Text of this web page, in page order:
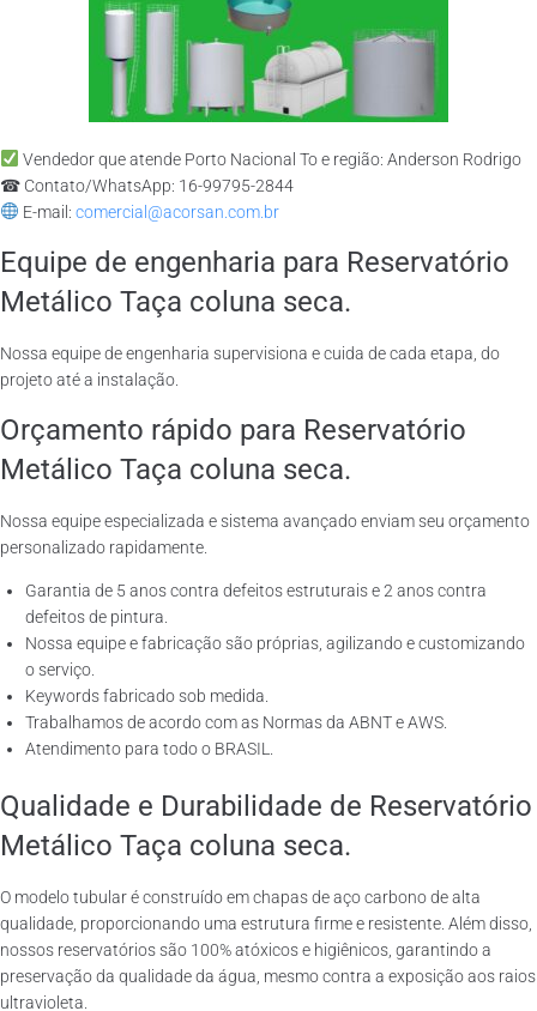
Vendedor que atende Porto Nacional To e região: Anderson Rodrigo
☎ Contato/WhatsApp: 16-99795-2844
E-mail: comercial@acorsan.com.br
Equipe de engenharia para Reservatório
Metálico Taça coluna seca.
Nossa equipe de engenharia supervisiona e cuida de cada etapa, do
projeto até a instalação.
Orçamento rápido para Reservatório
Metálico Taça coluna seca.
Nossa equipe especializada e sistema avançado enviam seu orçamento
personalizado rapidamente.
Garantia de 5 anos contra defeitos estruturais e 2 anos contra
defeitos de pintura.
Nossa equipe e fabricação são próprias, agilizando e customizando
o serviço.
Keywords fabricado sob medida.
Trabalhamos de acordo com as Normas da ABNT e AWS.
Atendimento para todo o BRASIL.
Qualidade e Durabilidade de Reservatório
Metálico Taça coluna seca.
O modelo tubular é construído em chapas de aço carbono de alta
qualidade, proporcionando uma estrutura firme e resistente. Além disso,
nossos reservatórios são 100% atóxicos e higiênicos, garantindo a
preservação da qualidade da água, mesmo contra a exposição aos raios
ultravioleta.